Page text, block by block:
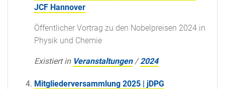
JCF Hannover
Öffentlicher Vortrag zu den Nobelpreisen 2024 in
Physik und Chemie
Existiert in Veranstaltungen /2024
Mitgliederversammlung 2025 | jDPG